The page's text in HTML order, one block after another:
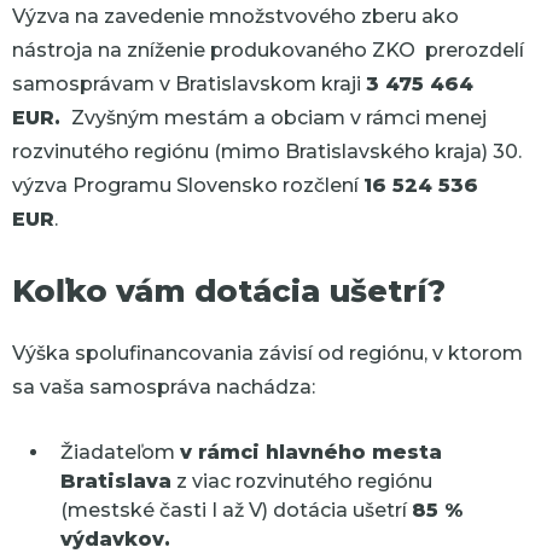
Výzva na zavedenie množstvového zberu ako
nástroja na zníženie produkovaného ZKO prerozdelí
samosprávam v Bratislavskom kraji 3 475 464
EUR. Zvyšným mestám a obciam v rámci menej
rozvinutého regiónu (mimo Bratislavského kraja) 30.
výzva Programu Slovensko rozčlení 16 524 536
EUR.
Koľko vám dotácia ušetrí?
Výška spolufinancovania závisí od regiónu, v ktorom
sa vaša samospráva nachádza:
Žiadateľom v rámci hlavného mesta
Bratislava z viac rozvinutého regiónu
(mestské časti I až V) dotácia ušetrí 85 %
výdavkov.